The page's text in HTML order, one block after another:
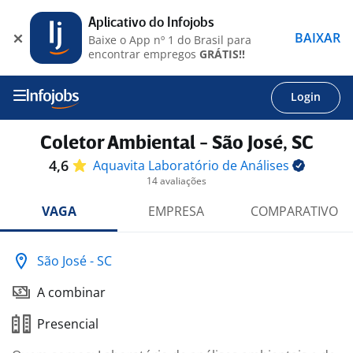
Login
Coletor Ambiental - São José, SC
4,6 Aquavita Laboratório deAnálises
14 avaliações
VAGA EMPRESA COMPARATIVO
São José - SC
A combinar
Presencial
Aplicativo do Infojobs
Baixe o App nº 1 do Brasil para
encontrar empregos GRÁTIS!!
BAIXAR